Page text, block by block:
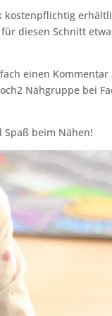
kostenpflichtig
diesen Schnitt
einen
Nähgruppe bei
Spaß beim Nähen!